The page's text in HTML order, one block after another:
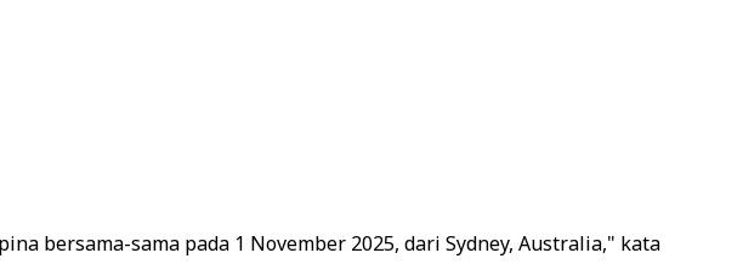
bersama-sama pada 1 November 2025, dari Sydney, Australia," kata